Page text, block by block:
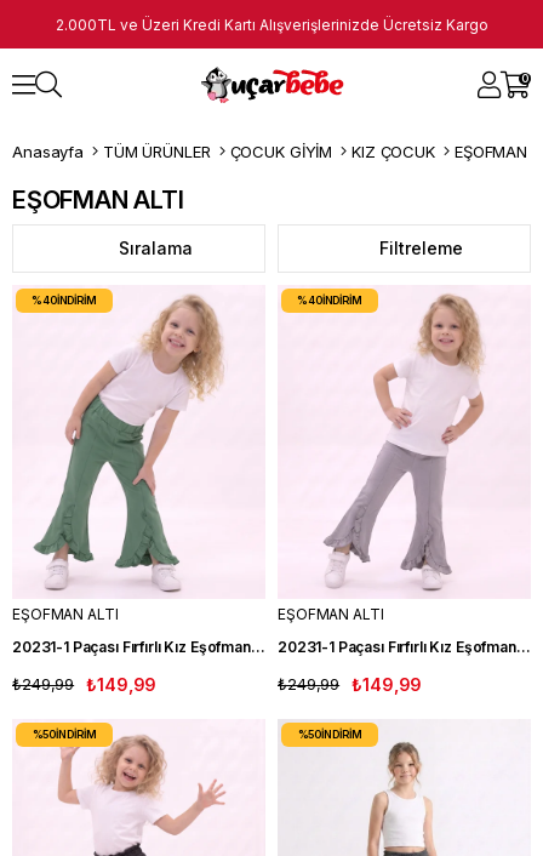
2.000TL ve Üzeri Kredi Kartı Alışverişlerinizde Ücretsiz Kargo
0
Anasayfa TÜM ÜRÜNLER ÇOCUK GİYİM KIZ ÇOCUK EŞOFMAN
EŞOFMAN ALTI
Filtreleme
Sıralama
EŞOFMAN ALTI
20231-1 Paçası Fırfırlı Kız Eşofman Altı YEŞİL
₺149,99
₺249,99
%40İNDIRIM
EŞOFMAN ALTI
20231-1 Paçası Fırfırlı Kız Eşofman Altı GRİ
₺149,99
₺249,99
%40İNDIRIM
%50İNDIRIM %50İNDIRIM